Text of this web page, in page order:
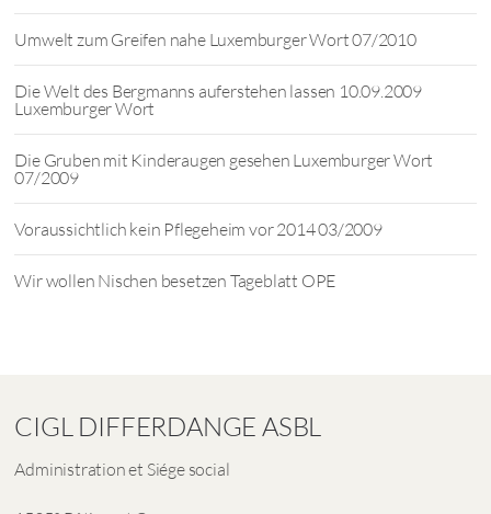
Umwelt zum Greifen nahe Luxemburger Wort 07/2010
Die Welt des Bergmanns auferstehen lassen 10.09.2009
Luxemburger Wort
Die Gruben mit Kinderaugen gesehen Luxemburger Wort
07/2009
Voraussichtlich kein Pflegeheim vor 2014 03/2009
Wir wollen Nischen besetzen Tageblatt OPE
CIGL DIFFERDANGE ASBL
Administration et Siége social